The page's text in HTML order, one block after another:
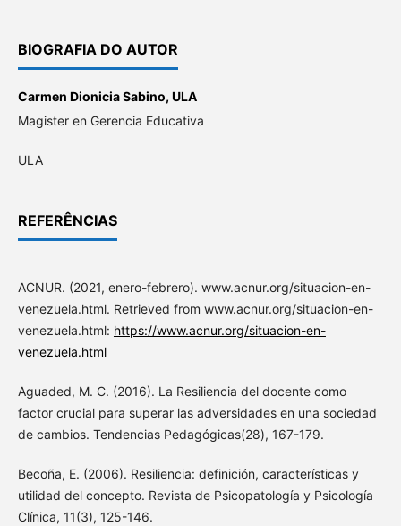
BIOGRAFIA DO AUTOR
Carmen Dionicia Sabino, ULA
Magister en Gerencia Educativa
ULA
REFERÊNCIAS
ACNUR. (2021, enero-febrero). www.acnur.org/situacion-en-
venezuela.html. Retrieved from www.acnur.org/situacion-en-
venezuela.html: https://www.acnur.org/situacion-en-
venezuela.html
Aguaded, M. C. (2016). La Resiliencia del docente como
factor crucial para superar las adversidades en una sociedad
de cambios. Tendencias Pedagógicas(28), 167-179.
Becoña, E. (2006). Resiliencia: definición, características y
utilidad del concepto. Revista de Psicopatología y Psicología
Clínica, 11(3), 125-146.